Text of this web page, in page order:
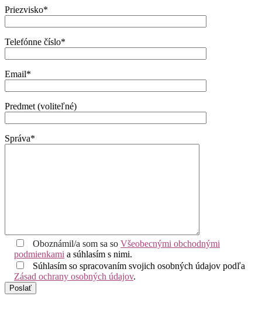
Priezvisko*
Telefónne číslo*
Email*
Predmet (voliteľné)
Správa*
Oboznámil/a som sa so Všeobecnými obchodnými
podmienkami a súhlasím s nimi.
Súhlasím so spracovaním svojich osobných údajov podľa
Zásad ochrany osobných údajov.